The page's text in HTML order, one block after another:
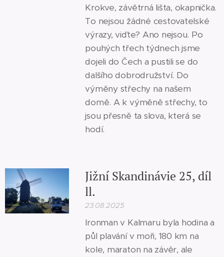
Krokve, závětrná lišta, okapnička.
To nejsou žádné cestovatelské
výrazy, viďte? Ano nejsou. Po
pouhých třech týdnech jsme
dojeli do Čech a pustili se do
dalšího dobrodružství. Do
výměny střechy na našem
domě. A k výměně střechy, to
jsou přesně ta slova, která se
hodí.
Jižní Skandinávie 25, díl
ll.
23.08.2025
Ironman v Kalmaru byla hodina a
půl plavání v moři, 180 km na
kole, maraton na závěr, ale